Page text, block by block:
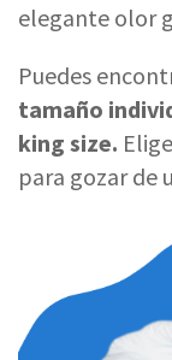
elegante olor
Puedes
tamaño
king size.
para gozar de